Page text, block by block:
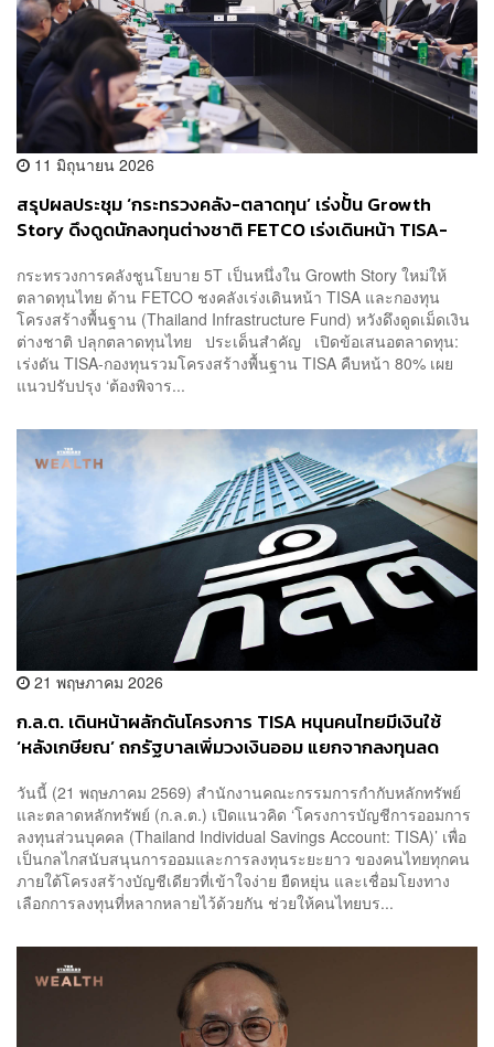
11 มิถุนายน 2026
สรุปผลประชุม ‘กระทรวงคลัง-ตลาดทุน’ เร่งปั้น Growth
Story ดึงดูดนักลงทุนต่างชาติ FETCO เร่งเดินหน้า TISA-
กระทรวงการคลังชูนโยบาย 5T เป็นหนึ่งใน Growth Story ใหม่ให้
ตลาดทุนไทย ด้าน FETCO ชงคลังเร่งเดินหน้า TISA และกองทุน
โครงสร้างพื้นฐาน (Thailand Infrastructure Fund) หวังดึงดูดเม็ดเงิน
ต่างชาติ ปลุกตลาดทุนไทย ประเด็นสำคัญ เปิดข้อเสนอตลาดทุน:
เร่งดัน TISA-กองทุนรวมโครงสร้างพื้นฐาน TISA คืบหน้า 80% เผย
แนวปรับปรุง ‘ต้องพิจาร...
21 พฤษภาคม 2026
ก.ล.ต. เดินหน้าผลักดันโครงการ TISA หนุนคนไทยมีเงินใช้
‘หลังเกษียณ’ ถกรัฐบาลเพิ่มวงเงินออม แยกจากลงทุนลด
วันนี้ (21 พฤษภาคม 2569) สำนักงานคณะกรรมการกำกับหลักทรัพย์
และตลาดหลักทรัพย์ (ก.ล.ต.) เปิดแนวคิด ‘โครงการบัญชีการออมการ
ลงทุนส่วนบุคคล (Thailand Individual Savings Account: TISA)’ เพื่อ
เป็นกลไกสนับสนุนการออมและการลงทุนระยะยาว ของคนไทยทุกคน
ภายใต้โครงสร้างบัญชีเดียวที่เข้าใจง่าย ยืดหยุ่น และเชื่อมโยงทาง
เลือกการลงทุนที่หลากหลายไว้ด้วยกัน ช่วยให้คนไทยบร...